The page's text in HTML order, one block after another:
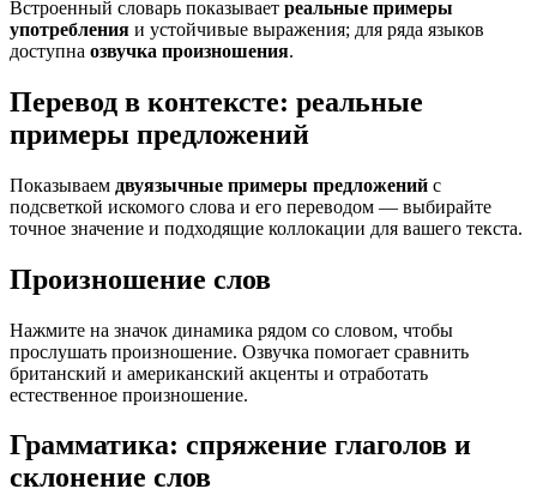
Встроенный словарь показывает реальные примеры
употребления и устойчивые выражения; для ряда языков
доступна озвучка произношения.
Перевод в контексте: реальные
примеры предложений
Показываем двуязычные примеры предложений с
подсветкой искомого слова и его переводом — выбирайте
точное значение и подходящие коллокации для вашего текста.
Произношение слов
Нажмите на значок динамика рядом со словом, чтобы
прослушать произношение. Озвучка помогает сравнить
британский и американский акценты и отработать
естественное произношение.
Грамматика: спряжение глаголов и
склонение слов